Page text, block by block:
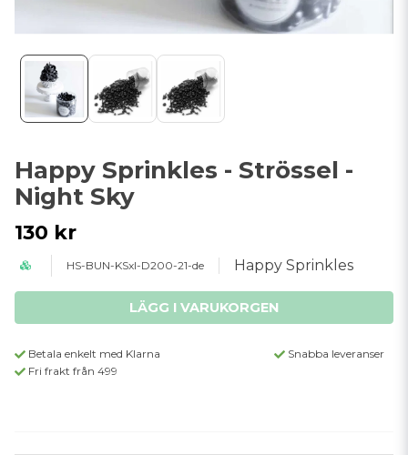
Happy Sprinkles - Strössel -
Night Sky
130 kr
HS-BUN-KSxl-D200-21-de Happy Sprinkles
LÄGG I VARUKORGEN
Betala enkelt med Klarna
Snabba leveranser
Fri frakt från 499